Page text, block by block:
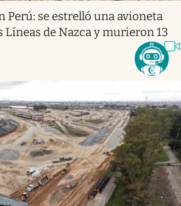
Perú: se estrelló una avioneta
de Nazca y murieron 13